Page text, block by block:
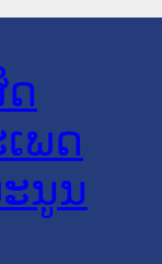
ພດ
ນູນ